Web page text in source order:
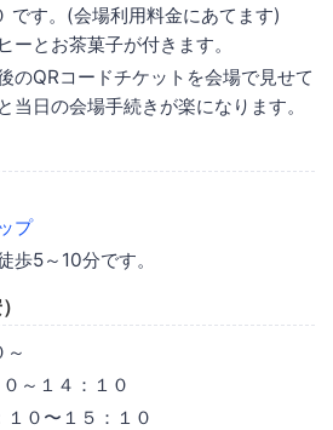
です。(会場利用料金にあてます)
ーとお茶菓子が付きます。
のQRコードチケットを会場で見せて
当日の会場手続きが楽になります。
プ
歩5～10分です。
～
～１４：１０
０〜１５：１０